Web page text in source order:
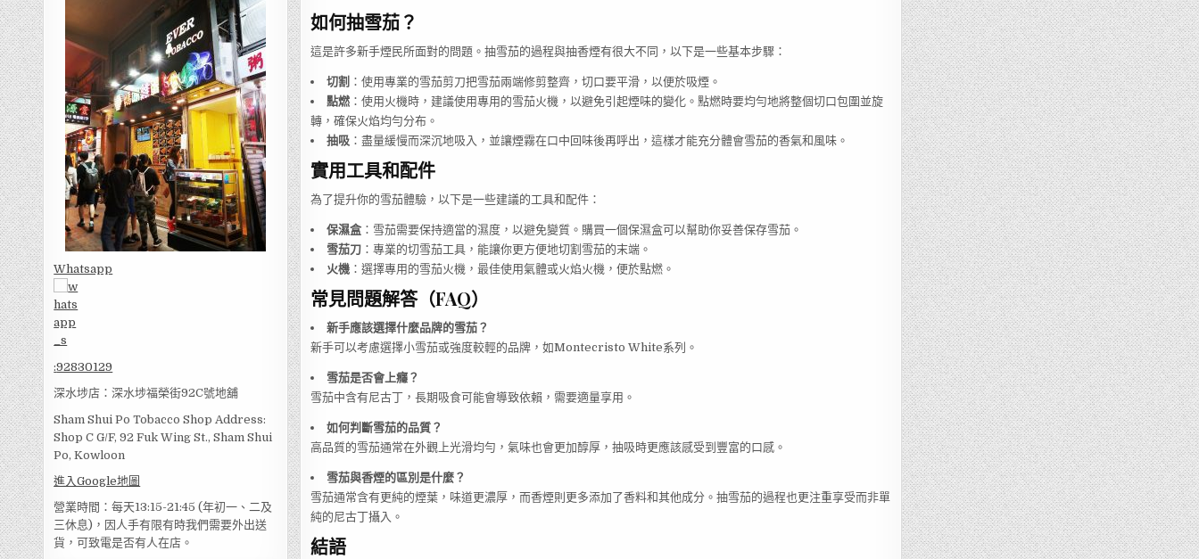
Whatsapp
:92830129
深水埗店：深水埗福榮街92C號地舖
Sham Shui Po Tobacco Shop Address:
Shop C G/F, 92 Fuk Wing St., Sham Shui
Po, Kowloon
進入Google地圖
營業時間：每天13:15-21:45 (年初一、二及
三休息)，因人手有限有時我們需要外出送
貨，可致電是否有人在店。
如何抽雪茄？
這是許多新手煙民所面對的問題。抽雪茄的過程與抽香煙有很大不同，以下是一些基本步驟：
切割 ：使用專業的雪茄剪刀把雪茄兩端修剪整齊，切口要平滑，以便於吸煙。
點燃：使用火機時，建議使用專用的雪茄火機，以避免引起煙味的變化。點燃時要均勻地將整個切口包圍並旋
轉，確保火焰均勻分布。
抽吸：盡量緩慢而深沉地吸入，並讓煙霧在口中回味後再呼出，這樣才能充分體會雪茄的香氣和風味。
實用工具和配件
為了提升你的雪茄體驗，以下是一些建議的工具和配件：
保濕盒：雪茄需要保持適當的濕度，以避免變質。購買一個保濕盒可以幫助你妥善保存雪茄。
雪茄刀：專業的切雪茄工具，能讓你更方便地切割雪茄的末端。
火機：選擇專用的雪茄火機，最佳使用氣體或火焰火機，便於點燃。
常見問題解答（FAQ）
新手應該選擇什麼品牌的雪茄？
新手可以考慮選擇小雪茄或強度較輕的品牌，如Montecristo White系列。
雪茄是否會上癮？
雪茄中含有尼古丁，長期吸食可能會導致依賴，需要適量享用。
如何判斷雪茄的品質？
高品質的雪茄通常在外觀上光滑均勻，氣味也會更加醇厚，抽吸時更應該感受到豐富的口感。
雪茄與香煙的區別是什麼？
雪茄通常含有更純的煙葉，味道更濃厚，而香煙則更多添加了香料和其他成分。抽雪茄的過程也更注重享受而非單
純的尼古丁攝入。
結語